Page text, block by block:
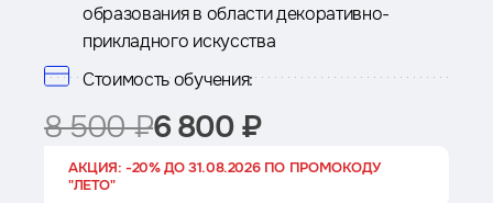
образования в области декоративно-
прикладного искусства
Стоимость обучения:
8 500 ₽6 800 ₽
АКЦИЯ: -20% ДО 31.08.2026 ПО ПРОМОКОДУ
"ЛЕТО"